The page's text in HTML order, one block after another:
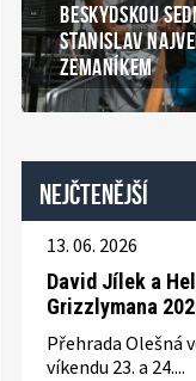
BESKYDSKOU
STANISLAV
ZEMANÍKEM
Nejčtenější
13. 06. 2026
David Jílek a
Grizzlymana
Přehrada Olešná
víkendu 23. a 24....